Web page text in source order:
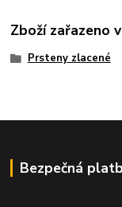
Zboží zařazeno
Prsteny zlacené
Bezpečná